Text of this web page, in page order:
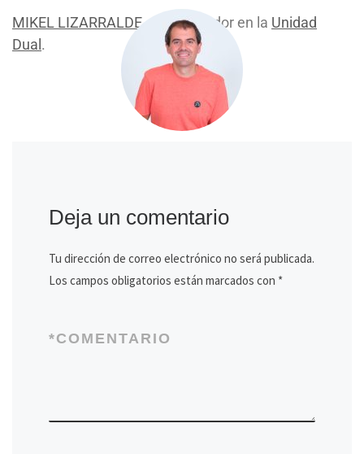
MIKEL LIZARRALDE· COlaborador en la Unidad
Dual.
Deja un comentario
Tu dirección de correo electrónico no será publicada.
Los campos obligatorios están marcados con *
COMENTARIO
*